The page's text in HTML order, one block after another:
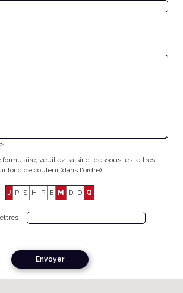
formulaire, veuillez saisir ci-dessous les lettres
fond de couleur (dans l'ordre) :
J P S H P E M D D Q
: